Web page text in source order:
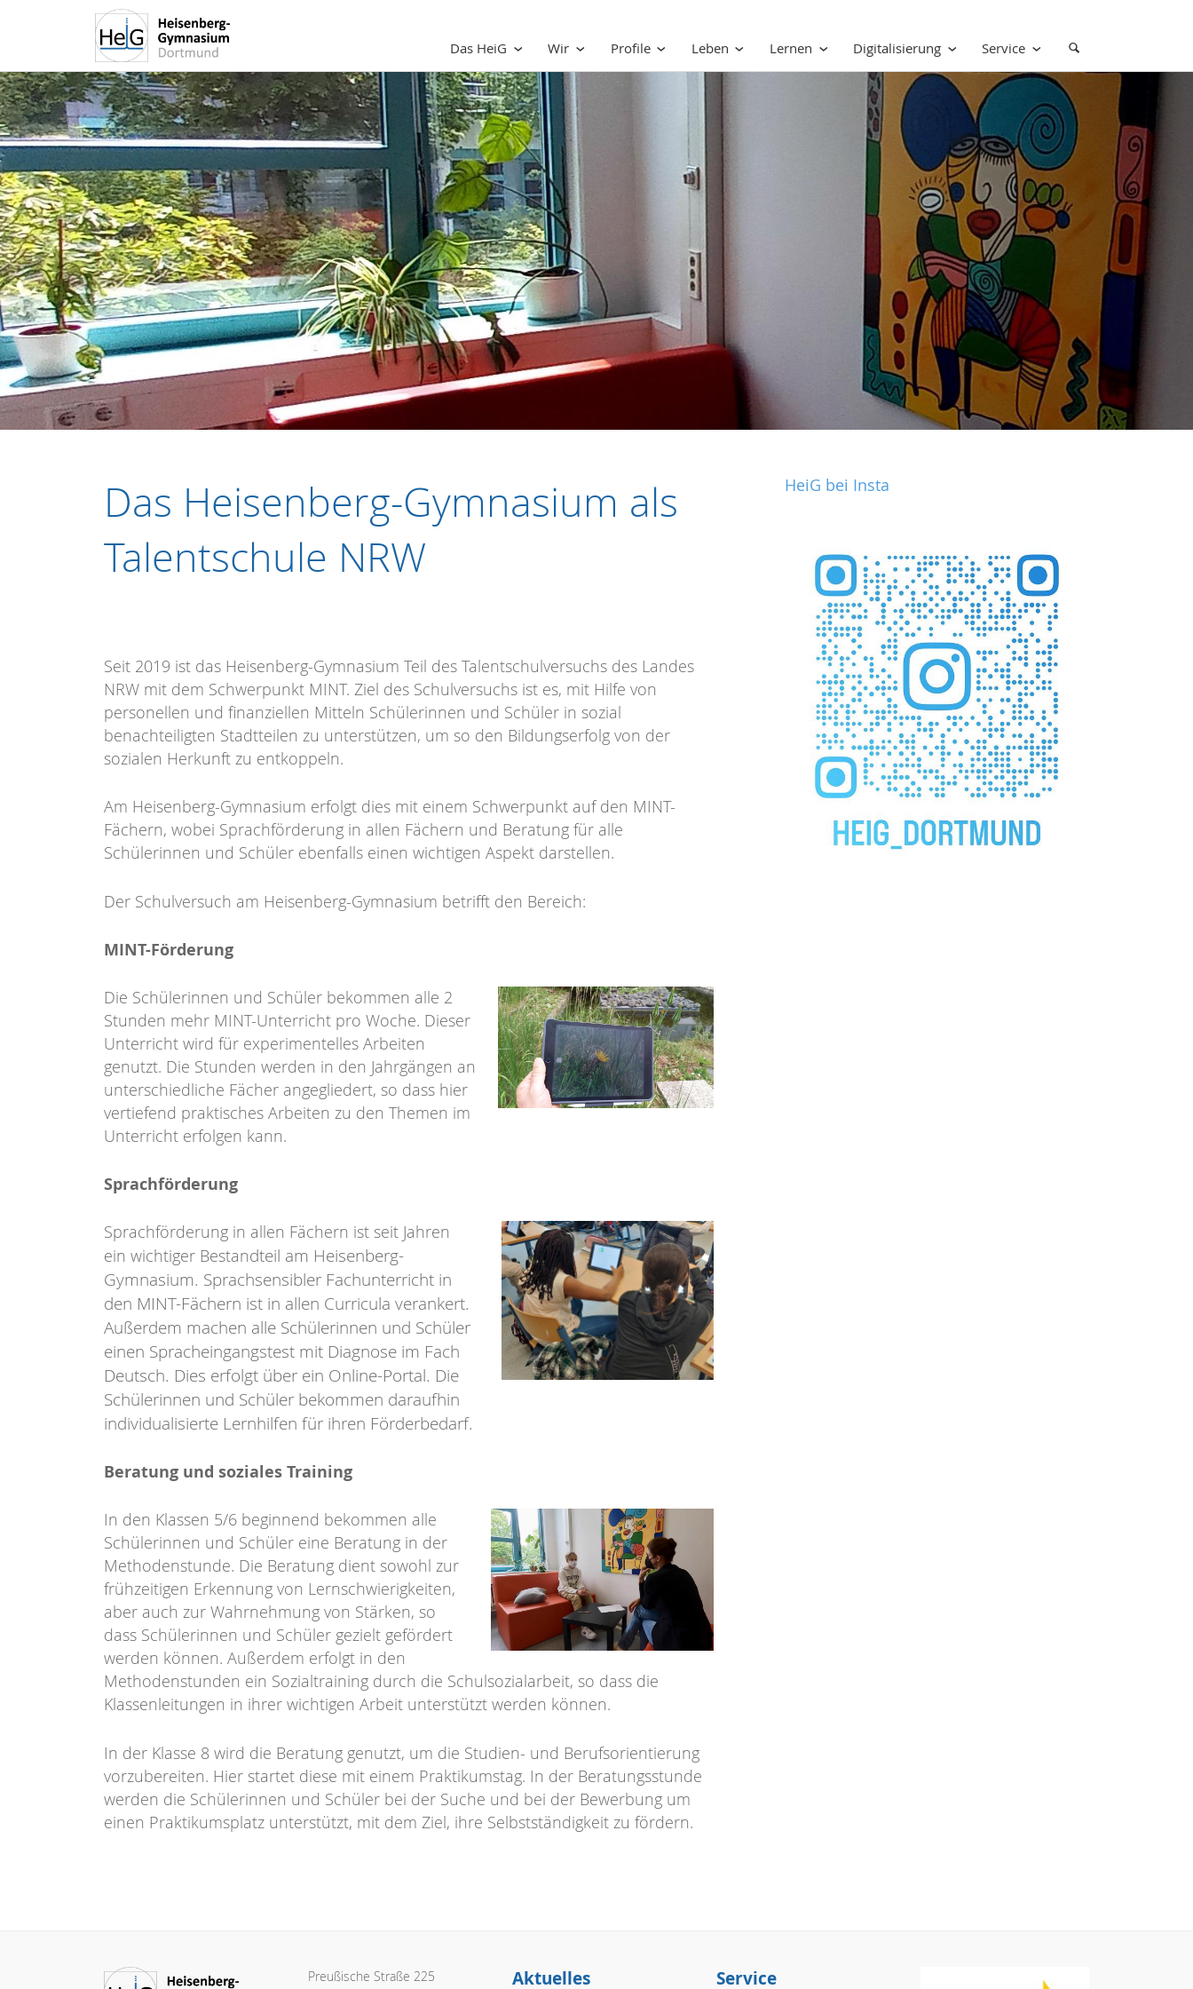
Das HeiG Wir Profile Leben Lernen Digitalisierung Service
Das Heisenberg-Gymnasium als
Talentschule NRW
Seit 2019 ist das Heisenberg-Gymnasium Teil des Talentschulversuchs des Landes
NRW mit dem Schwerpunkt MINT. Ziel des Schulversuchs ist es, mit Hilfe von
personellen und finanziellen Mitteln Schülerinnen und Schüler in sozial
benachteiligten Stadtteilen zu unterstützen, um so den Bildungserfolg von der
sozialen Herkunft zu entkoppeln.
Am Heisenberg-Gymnasium erfolgt dies mit einem Schwerpunkt auf den MINT-
Fächern, wobei Sprachförderung in allen Fächern und Beratung für alle
Schülerinnen und Schüler ebenfalls einen wichtigen Aspekt darstellen.
Der Schulversuch am Heisenberg-Gymnasium betrifft den Bereich:
MINT-Förderung
Die Schülerinnen und Schüler bekommen alle 2
Stunden mehr MINT-Unterricht pro Woche. Dieser
Unterricht wird für experimentelles Arbeiten
genutzt. Die Stunden werden in den Jahrgängen an
unterschiedliche Fächer angegliedert, so dass hier
vertiefend praktisches Arbeiten zu den Themen im
Unterricht erfolgen kann.
Sprachförderung
Sprachförderung in allen Fächern ist seit Jahren
ein wichtiger Bestandteil am Heisenberg-
Gymnasium. Sprachsensibler Fachunterricht in
den MINT-Fächern ist in allen Curricula verankert.
Außerdem machen alle Schülerinnen und Schüler
einen Spracheingangstest mit Diagnose im Fach
Deutsch. Dies erfolgt über ein Online-Portal. Die
Schülerinnen und Schüler bekommen daraufhin
individualisierte Lernhilfen für ihren Förderbedarf.
Beratung und soziales Training
In den Klassen 5/6 beginnend bekommen alle
Schülerinnen und Schüler eine Beratung in der
Methodenstunde. Die Beratung dient sowohl zur
frühzeitigen Erkennung von Lernschwierigkeiten,
aber auch zur Wahrnehmung von Stärken, so
dass Schülerinnen und Schüler gezielt gefördert
werden können. Außerdem erfolgt in den
Methodenstunden ein Sozialtraining durch die Schulsozialarbeit, so dass die
Klassenleitungen in ihrer wichtigen Arbeit unterstützt werden können.
In der Klasse 8 wird die Beratung genutzt, um die Studien- und Berufsorientierung
vorzubereiten. Hier startet diese mit einem Praktikumstag. In der Beratungsstunde
werden die Schülerinnen und Schüler bei der Suche und bei der Bewerbung um
einen Praktikumsplatz unterstützt, mit dem Ziel, ihre Selbstständigkeit zu fördern.
HeiG bei Insta
Preußische Straße 225
Aktuelles Service